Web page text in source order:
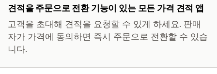
견적을 주문으로 전환 기능이 있는 모든 가격 견적 앱
고객을 초대해 견적을 요청할 수 있게 하세요. 판매
자가 가격에 동의하면 즉시 주문으로 전환할 수 있습
니다.